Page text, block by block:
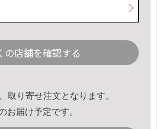
の店舗を確認する
取り寄せ注文となります。
お届け予定です。